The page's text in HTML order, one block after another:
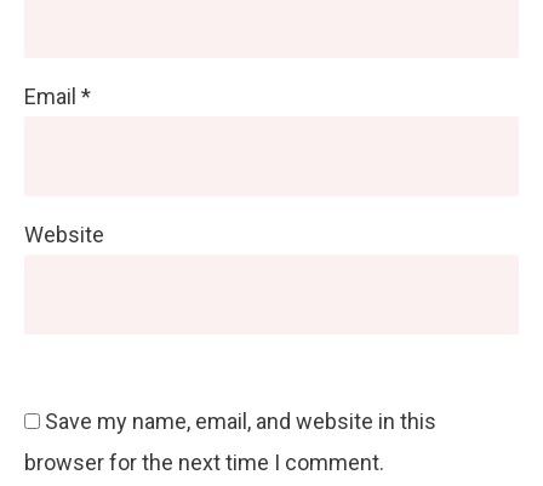
Email *
Website
Save my name, email, and website in this
browser for the next time I comment.